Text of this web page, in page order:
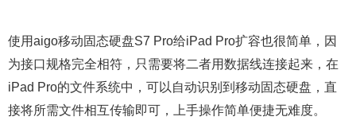
使用aigo移动固态硬盘S7 Pro给iPad Pro扩容也很简单，因
为接口规格完全相符，只需要将二者用数据线连接起来，在
iPad Pro的文件系统中，可以自动识别到移动固态硬盘，直
接将所需文件相互传输即可，上手操作简单便捷无难度。